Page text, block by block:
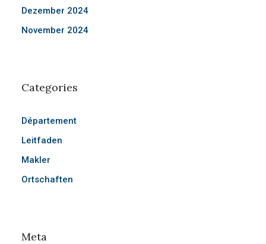
Dezember 2024
November 2024
Categories
Département
Leitfaden
Makler
Ortschaften
Meta